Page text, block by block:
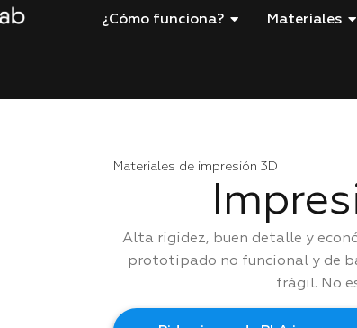
¿Cómo funciona? Materiales
Materiales de impresión 3D
Alta rigidez, buen detalle y
prototipado no funcional y de
frágil. No